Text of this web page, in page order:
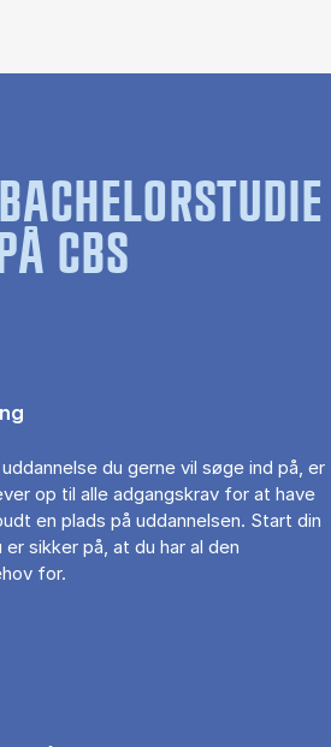
PÅ CBS
du gerne vil søge ind på, er
op til alle adgangskrav for at have
en plads på uddannelsen. Start din
sikker på, at du har al den
for.